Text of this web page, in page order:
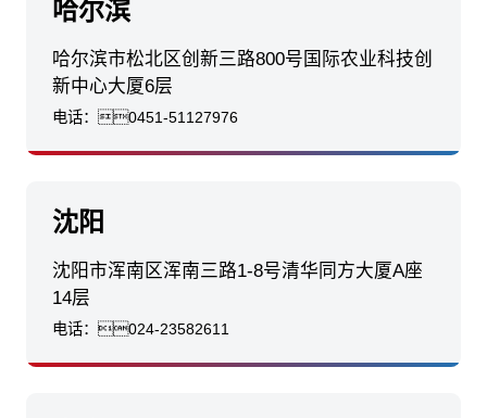
哈尔滨
哈尔滨市松北区创新三路800号国际农业科技创
新中心大厦6层
电话：0451-51127976
沈阳
沈阳市浑南区浑南三路1-8号清华同方大厦A座
14层
电话：024-23582611